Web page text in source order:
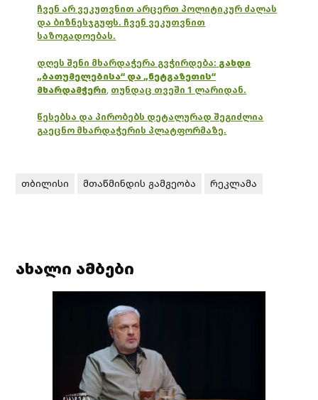
ჩვენ არ ვეკუთვნით არცერთ პოლიტიკურ ძალას
და ბიზნესჯგუფს. ჩვენ ვეკუთვნით
საზოგადოებას.
დღეს შენი მხარდაჭერა გვჭირდება: გახდი
„ბათუმელებისა“ და „ნეტგაზეთის“
მხარდამჭერი, თუნდაც თვეში 1 ლარიდან.
წესებსა და პირობებს დეტალურად შეგიძლია
გაეცნო მხარდაჭერის პლატფორმაზე.
თბილისი მთაწმინდის გამგეობა რეკლამა
ახალი ამბები